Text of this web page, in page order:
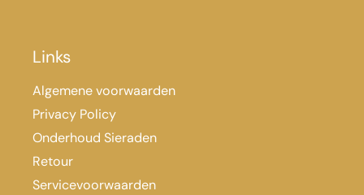
Links
Algemene voorwaarden
Privacy Policy
Onderhoud Sieraden
Retour
Servicevoorwaarden